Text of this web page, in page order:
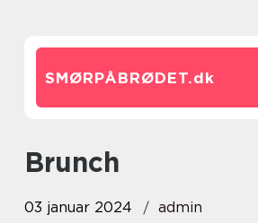
SMØRPÅBRØDET.dk
brunch
03 januar 2024 admin